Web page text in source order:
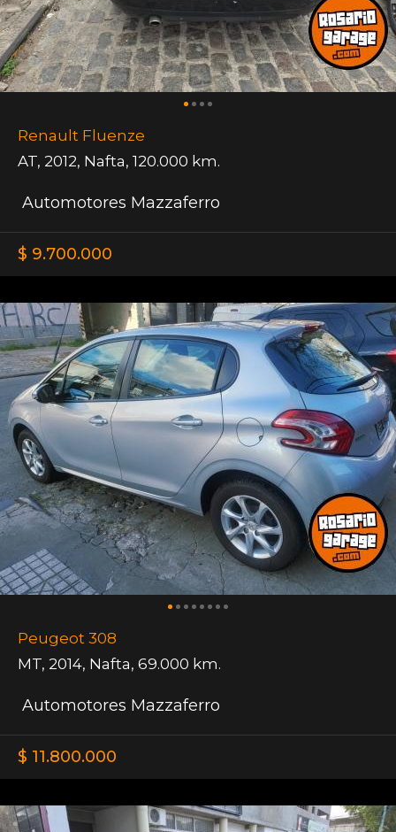
Renault Fluenze
AT, 2012, Nafta, 120.000 km.
Automotores Mazzaferro
$ 9.700.000
Peugeot 308
MT, 2014, Nafta, 69.000 km.
Automotores Mazzaferro
$ 11.800.000